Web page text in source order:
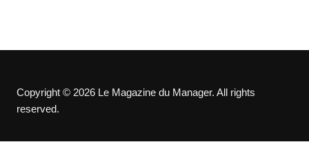
Copyright © 2026 Le Magazine du Manager. All rights
reserved.